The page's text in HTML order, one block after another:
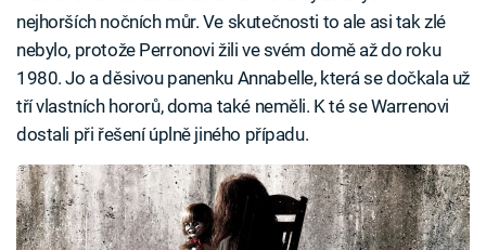
nejhorších nočních můr. Ve skutečnosti to ale asi tak zlé
nebylo, protože Perronovi žili ve svém domě až do roku
1980. Jo a děsivou panenku Annabelle, která se dočkala už
tří vlastních hororů, doma také neměli. K té se Warrenovi
dostali při řešení úplně jiného případu.